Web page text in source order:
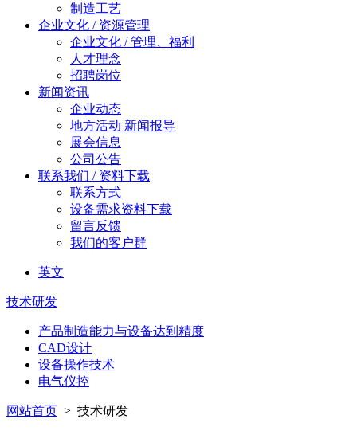
制造工艺
企业文化 / 资源管理
企业文化 / 管理、福利
人才理念
招聘岗位
新闻资讯
企业动态
地方活动 新闻报导
展会信息
公司公告
联系我们 / 资料下载
联系方式
设备需求资料下载
留言反馈
我们的客户群
英文
技术研发
产品制造能力与设备达到精度
CAD设计
设备操作技术
电气仪控
网站首页 > 技术研发